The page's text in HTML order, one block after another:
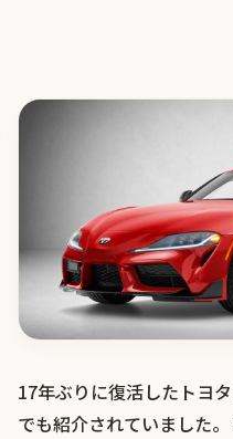
17年ぶりに復活したトヨ
でも紹介されていました